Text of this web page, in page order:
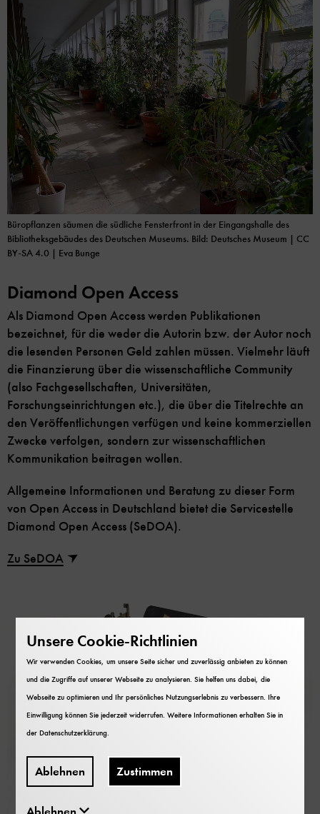
Büropflanzen säumen die südliche Fensterfront in der Eingangshalle des
Bibliotheksgebäudes des Deutschen Museums. Bild: Deutsches Museum | CC
BY-SA 4.0 | Eva Bunge
Diamond Open Access
Als Diamond Open Access werden Publikationen
bezeichnet, für die weder die Autorin bzw. der Autor noch
die lesenden Personen Geld zahlen müssen. Vielmehr läuft
die Finanzierung über die wissenschaftliche Community
(also Fachgesellschaften, Universitäten,
Forschungseinrichtungen etc.), die über die Titelrechte an
den Veröffentlichungen verfügen und keine kommerziellen
Zwecke verfolgen, sondern zur wissenschaftlichen
Kommunikation beitragen wollen.
Allgemeine Informationen und Beratung zu dieser Form
von Open Access in Deutschland bietet die Servicestelle
Diamond Open Access (SeDOA).
Zu SeDOA
Unsere Cookie-Richtlinien
Wir verwenden Cookies, um unsere Seite sicher und zuverlässig anbieten zu können
und die Zugriffe auf unserer Webseite zu analysieren. Sie helfen uns dabei, die
Webseite zu optimieren und Ihr persönliches Nutzungserlebnis zu verbessern. Ihre
Einwilligung können Sie jederzeit widerrufen. Weitere Informationen erhalten Sie in
derDatenschutzerklärung.
Ablehnen Zustimmen